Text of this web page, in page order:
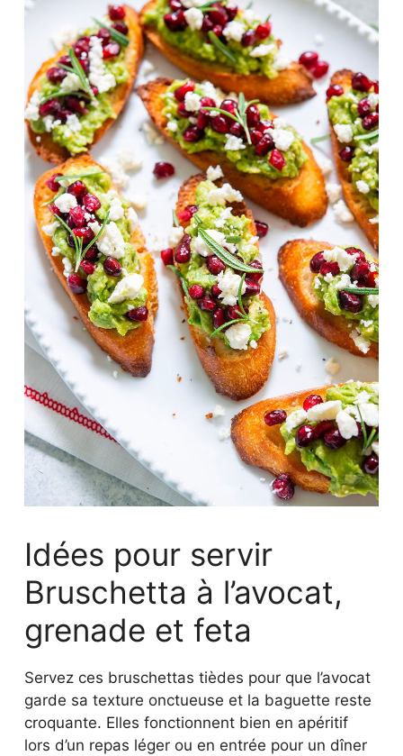
Idées pour servir
Bruschetta à l’avocat,
grenade et feta
Servez ces bruschettas tièdes pour que l’avocat
garde sa texture onctueuse et la baguette reste
croquante. Elles fonctionnent bien en apéritif
lors d’un repas léger ou en entrée pour un dîner